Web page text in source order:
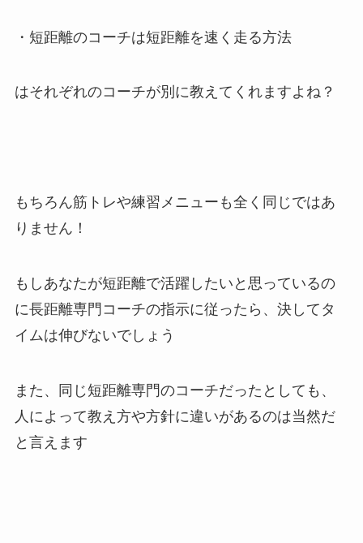
・短距離のコーチは短距離を速く走る方法
はそれぞれのコーチが別に教えてくれますよね？
もちろん筋トレや練習メニューも全く同じではあ
りません！
もしあなたが短距離で活躍したいと思っているの
に長距離専門コーチの指示に従ったら、決してタ
イムは伸びないでしょう
また、同じ短距離専門のコーチだったとしても、
人によって教え方や方針に違いがあるのは当然だ
と言えます